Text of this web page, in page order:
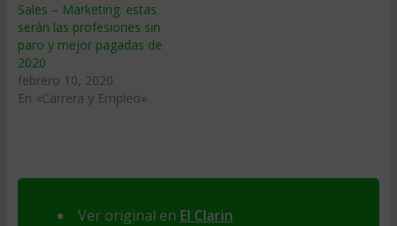
Sales – Marketing: estas
serán las profesiones sin
paro y mejor pagadas de
2020
febrero 10, 2020
En «Carrera y Empleo»
Ver original en El Clarin